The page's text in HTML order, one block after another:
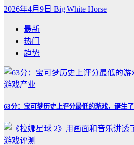
2026年4月9日 Big White Horse
最新
热门
趋势
游戏产业
63分：宝可梦历史上评分最低的游戏，诞生了
游戏评测